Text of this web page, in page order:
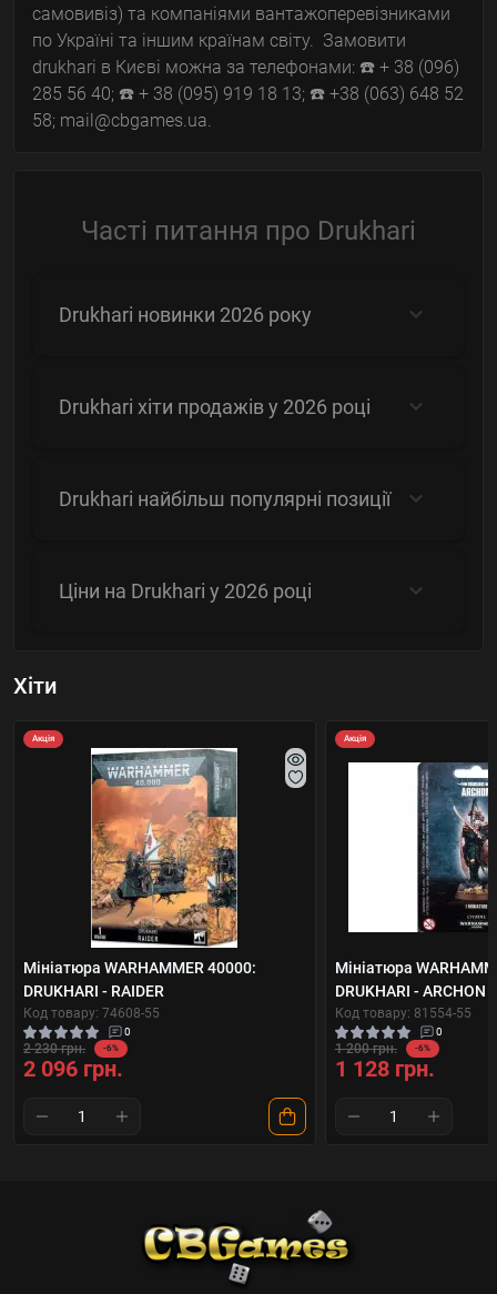
самовивіз) та компаніями вантажоперевізниками
по Україні та іншим країнам світу. Замовити
drukhari в Києві можна за телефонами: ☎️ + 38 (096)
285 56 40; ☎️ + 38 (095) 919 18 13; ☎️ +38 (063) 648 52
58; mail@cbgames.ua.
Часті питання про Drukhari
Drukhari новинки 2026 року
Drukhari хіти продажів у 2026 році
Drukhari найбільш популярні позиції
Ціни на Drukhari у 2026 році
Хіти
Акція
Мініатюра WARHAMMER 40000:
DRUKHARI - RAIDER
Код товару: 74608-55
0
2 230 грн. -6%
2 096 грн.
Акція
Мініатюра
DRUKHARI - ARCHON
Код товару: 81554-55
0
1 200 грн. -6%
1 128 грн.